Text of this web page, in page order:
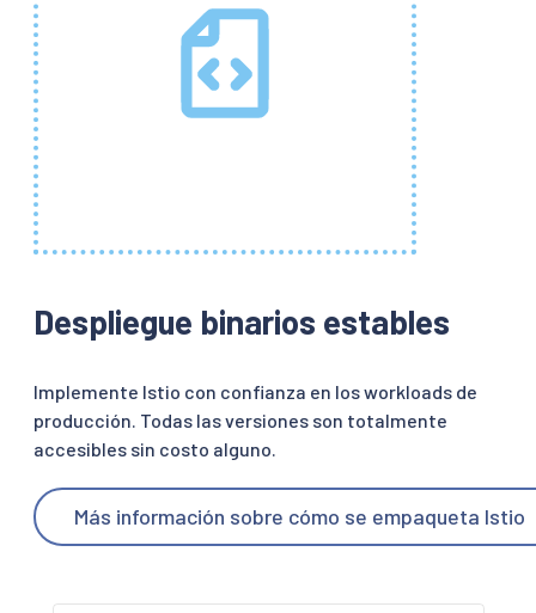
Despliegue binarios estables
Implemente Istio con confianza en los workloads de
producción. Todas las versiones son totalmente
accesibles sin costo alguno.
Más información sobre cómo se empaqueta Istio